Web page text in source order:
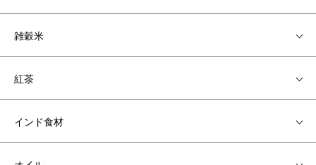
雑穀米
紅茶
インド食材